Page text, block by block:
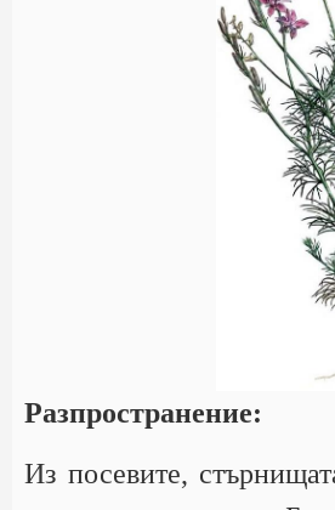
Разпространение:
Из посевите,